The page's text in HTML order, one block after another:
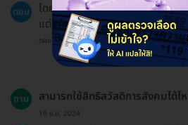
ตอบ
โดยปกติไม่จำเป็นต้องมีการนัดหม
แต่หากเกิดอาการผิดปกติควรปรึก
ตอบโดยทีมงาน HD
ถาม สามารถใช้สิทธิสวัสดิการสังคมได้ไ
19 ธ.ค. 2024